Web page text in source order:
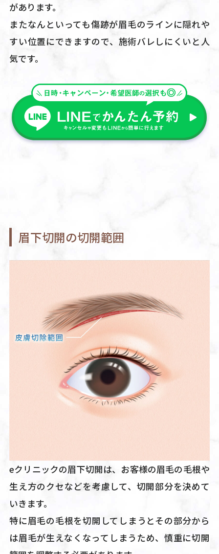
があります。
またなんといっても傷跡が眉毛のラインに隠れや
すい位置にできますので、施術バレしにくいと人
気です。
眉下切開の切開範囲
eクリニックの眉下切開は、お客様の眉毛の毛根や
生え方のクセなどを考慮して、切開部分を決めて
いきます。
特に眉毛の毛根を切開してしまうとその部分から
は眉毛が生えなくなってしまうため、慎重に切開